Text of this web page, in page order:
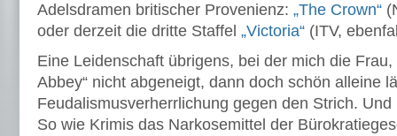
Adelsdramen britischer Provenienz: „The Crown“
oder derzeit die dritte Staffel „Victoria“ (ITV,
Eine Leidenschaft übrigens, bei der mich die Frau,
Abbey“ nicht abgeneigt, dann doch schön alleine
Feudalismusverherrlichung gegen den Strich.
So wie Krimis das Narkosemittel der